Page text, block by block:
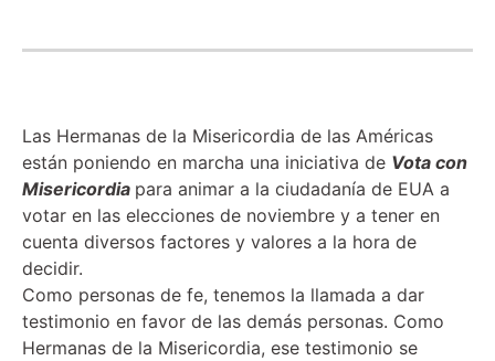
Las Hermanas de la Misericordia de las Américas
están poniendo en marcha una iniciativa de Vota con
Misericordia para animar a la ciudadanía de EUA a
votar en las elecciones de noviembre y a tener en
cuenta diversos factores y valores a la hora de
decidir.
Como personas de fe, tenemos la llamada a dar
testimonio en favor de las demás personas. Como
Hermanas de la Misericordia, ese testimonio se